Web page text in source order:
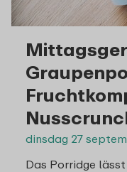
dinsdag 27
Das Porridge